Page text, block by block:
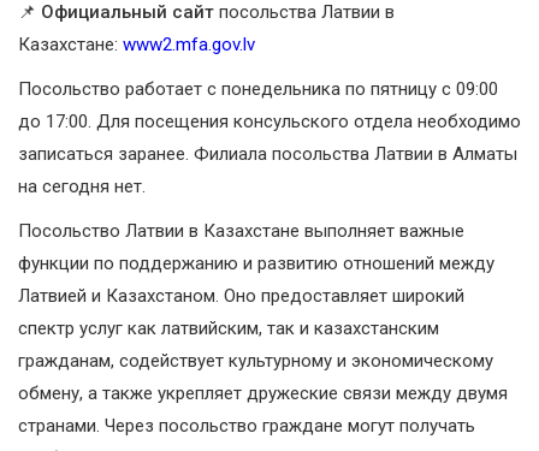
📌 Официальный сайт посольства Латвии в
Казахстане: www2.mfa.gov.lv
Посольство работает с понедельника по пятницу с 09:00
до 17:00. Для посещения консульского отдела необходимо
записаться заранее. Филиала посольства Латвии в Алматы
на сегодня нет.
Посольство Латвии в Казахстане выполняет важные
функции по поддержанию и развитию отношений между
Латвией и Казахстаном. Оно предоставляет широкий
спектр услуг как латвийским, так и казахстанским
гражданам, содействует культурному и экономическому
обмену, а также укрепляет дружеские связи между двумя
странами. Через посольство граждане могут получать